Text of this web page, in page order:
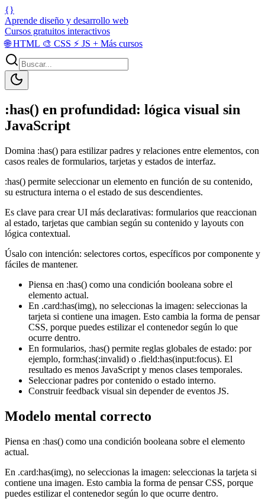
{}
Aprende diseño y desarrollo web
Cursos gratuitos interactivos
🌐HTML 🎨 CSS ⚡ JS + Más cursos
:has() en profundidad: lógica visual sin
JavaScript
Domina :has() para estilizar padres y relaciones entre elementos, con
casos reales de formularios, tarjetas y estados de interfaz.
:has() permite seleccionar un elemento en función de su contenido,
su estructura interna o el estado de sus descendientes.
Es clave para crear UI más declarativas: formularios que reaccionan
al estado, tarjetas que cambian según su contenido y layouts con
lógica contextual.
Úsalo con intención: selectores cortos, específicos por componente y
fáciles de mantener.
Piensa en :has() como una condición booleana sobre el
elemento actual.
En .card:has(img), no seleccionas la imagen: seleccionas la
tarjeta si contiene una imagen. Esto cambia la forma de pensar
CSS, porque puedes estilizar el contenedor según lo que
ocurre dentro.
En formularios, :has() permite reglas globales de estado: por
ejemplo, form:has(:invalid) o .field:has(input:focus). El
resultado es menos JavaScript y menos clases temporales.
Seleccionar padres por contenido o estado interno.
Construir feedback visual sin depender de eventos JS.
Modelo mental correcto
Piensa en :has() como una condición booleana sobre el elemento
actual.
En .card:has(img), no seleccionas la imagen: seleccionas la tarjeta si
contiene una imagen. Esto cambia la forma de pensar CSS, porque
puedes estilizar el contenedor según lo que ocurre dentro.